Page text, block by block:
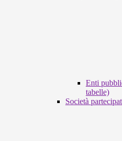
Enti
tabelle)
Società